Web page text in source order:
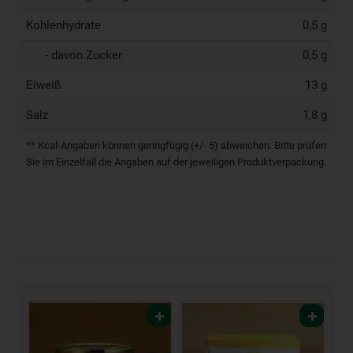
Kohlenhydrate 0,5 g
- davon Zucker 0,5 g
Eiweiß 13 g
Salz 1,8 g
** Kcal-Angaben können geringfügig (+/- 5) abweichen. Bitte prüfen
Sie im Einzelfall die Angaben auf der jeweiligen Produktverpackung.